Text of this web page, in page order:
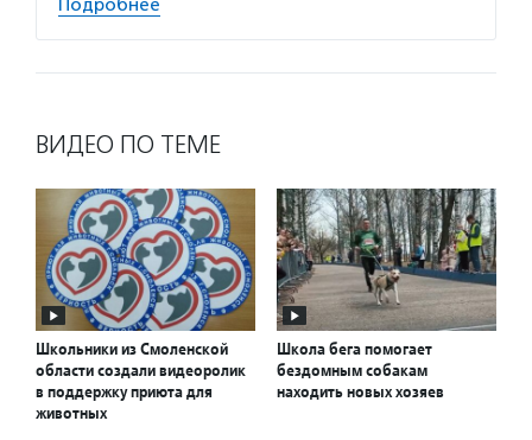
Подробнее
ВИДЕО ПО ТЕМЕ
Школьники из Смоленской
области создали видеоролик
в поддержку приюта для
животных
Школа бега помогает
бездомным собакам
находить новых хозяев